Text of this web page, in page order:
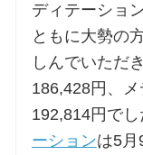
ディテーショ
ともに大勢の
しんでいただ
186,428円、
192,814円でし
ーションは5月